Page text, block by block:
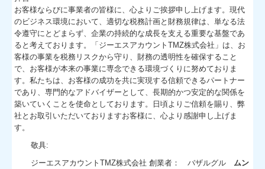
お客様ならびに事業者の皆様に、心よりご挨拶申し上げます。現代
のビジネス環境において、適切な税務計画と財務規律は、単なる法
令遵守にとどまらず、企業の持続的な成長を支える重要な基盤であ
ると考えております。「ジーエスアカウントTMZ株式会社」は、お
客様の事業を税務リスクから守り、財務の透明性を確保すること
で、お客様が本来の事業に専念できる環境づくりに努めておりま
す。私たちは、お客様の成功を共に実現する信頼できるパートナー
であり、専門的なアドバイザーとして、長期的かつ安定的な関係を
築いていくことを使命としております。日頃よりご信頼を賜り、弊
社とお取引いただいておりますお客様に、心より感謝申し上げま
す。
敬具:
ジーエスアカウントTMZ株式会社創業者： バザルグルムン